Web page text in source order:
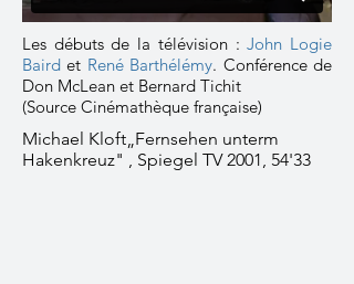
Les débuts de la télévision :John Logie
Baird et René Barthélémy. Conférence de
Don McLean et Bernard Tichit
(Source Cinémathèque française)
Michael Kloft„Fernsehen unterm
Hakenkreuz" , Spiegel TV 2001, 54'33